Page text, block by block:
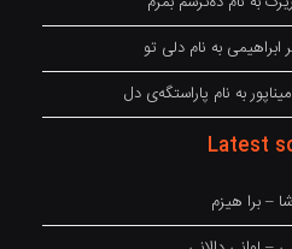
به نام دلی تو
به نام پاراستگەی دل
Latest
– برا هیزم